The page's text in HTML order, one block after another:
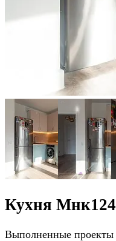
Кухня Мнк124
Выполненные проекты